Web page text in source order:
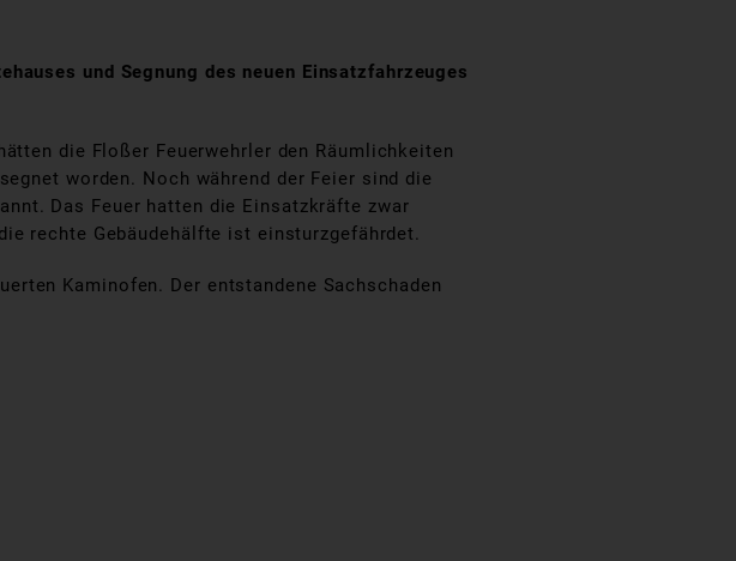
und Segnung des neuen Einsatzfahrzeuges
die Floßer Feuerwehrler den Räumlichkeiten
worden. Noch während der Feier sind die
Das Feuer hatten die Einsatzkräfte zwar
rechte Gebäudehälfte ist einsturzgefährdet.
Kaminofen. Der entstandene Sachschaden